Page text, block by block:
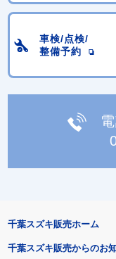
車検/点検/
整備予約
千葉スズキ販売ホーム
千葉スズキ販売からのお